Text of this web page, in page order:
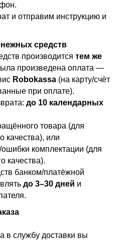
и отправим инструкцию и
средств
производится тем же
произведена оплата —
Robokassa (на карту/счёт
при оплате).
до 10 календарных
товара (для
качества), или
комплектации (для
качества).
банком/платёжной
до 3–30 дней и
в службу доставки вы